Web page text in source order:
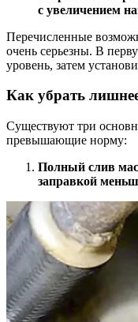
с увеличением
Перечисленные
очень серьезны. В
уровень, затем
Как убрать
Существуют три
превышающие норму:
Полный слив
заправкой